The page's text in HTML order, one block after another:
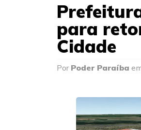
para
Cidade
Por Poder Paraíba